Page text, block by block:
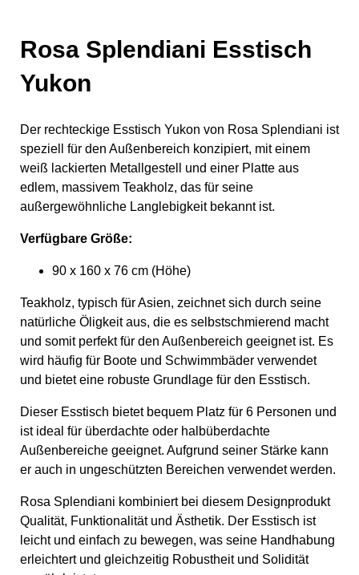
Rosa Splendiani Esstisch
Yukon
Der rechteckige Esstisch Yukon von Rosa Splendiani ist
speziell für den Außenbereich konzipiert, mit einem
weiß lackierten Metallgestell und einer Platte aus
edlem, massivem Teakholz, das für seine
außergewöhnliche Langlebigkeit bekannt ist.
Verfügbare Größe:
90 x 160 x 76 cm (Höhe)
Teakholz, typisch für Asien, zeichnet sich durch seine
natürliche Öligkeit aus, die es selbstschmierend macht
und somit perfekt für den Außenbereich geeignet ist. Es
wird häufig für Boote und Schwimmbäder verwendet
und bietet eine robuste Grundlage für den Esstisch.
Dieser Esstisch bietet bequem Platz für 6 Personen und
ist ideal für überdachte oder halbüberdachte
Außenbereiche geeignet. Aufgrund seiner Stärke kann
er auch in ungeschützten Bereichen verwendet werden.
Rosa Splendiani kombiniert bei diesem Designprodukt
Qualität, Funktionalität und Ästhetik. Der Esstisch ist
leicht und einfach zu bewegen, was seine Handhabung
erleichtert und gleichzeitig Robustheit und Solidität